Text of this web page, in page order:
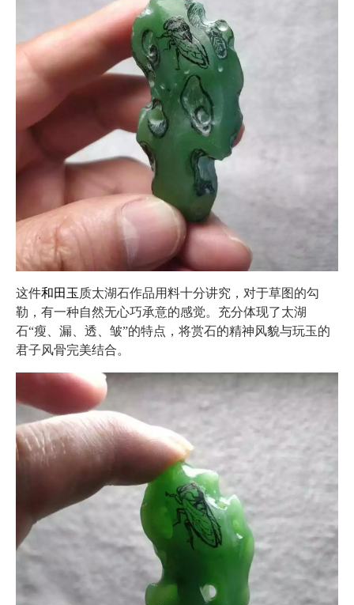
这件和田玉 质太湖石作品用料十分讲究，对于草图的勾
勒，有一种自然无心巧承意的感觉。充分体现了太湖
石“瘦、漏、透、皱”的特点，将赏石的精神风貌与玩玉的
君子风骨完美结合。